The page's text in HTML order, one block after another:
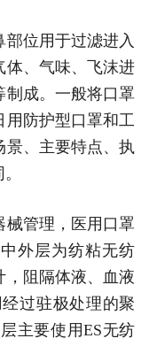
位用于过滤进入
体、气味、飞沫进
制成。一般将口罩
防护型口罩和工
、主要特点、执
械管理，医用口罩
外层为纺粘无纺
，阻隔体液、血液
过驻极处理的聚
主要使用ES无纺